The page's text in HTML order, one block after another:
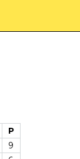
P
9